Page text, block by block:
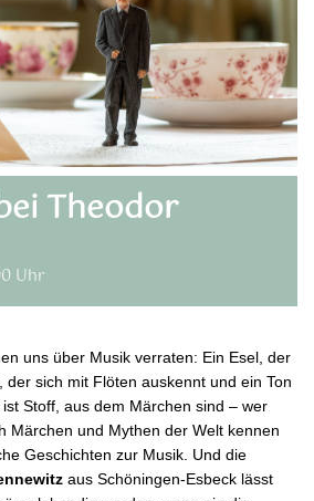
Theodor
Uhr
uns über Musik verraten: Ein Esel, der
der sich mit Flöten auskennt und ein Ton
Stoff, aus dem Märchen sind – wer
Märchen und Mythen der Welt kennen
Geschichten zur Musik. Und die
aus Schöningen-Esbeck lässt